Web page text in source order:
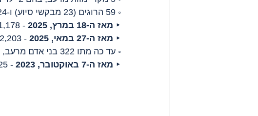
◦ 59 הרוגים (23 מבקשי סיוע) ו-224 פצועים (182 מבקשי סיוע).
‣ מאז ה-18 במרץ, 2025
- 11,178 הרוגים ו-47,449 פצועים;
‣ מאז ה-27 במאי, 2025
- 2,203 הרוגים ו-16,228 פצועים, כולם מבקשי סיוע;
◦ עד כה מתו 322 בני אדם מרעב, בהם 121 ילדים.
‣ מאז ה-7 באוקטובר, 2023 - 63,025 הרוגים ו-159,490 פצועים.